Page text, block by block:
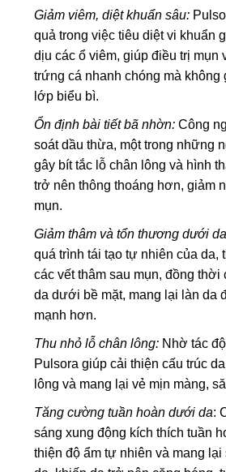
Giảm viêm, diệt khuẩn sâu:
quả trong việc tiêu diệt vi khuẩn
dịu các ổ viêm, giúp điều trị mụn
trứng cá nhanh chóng mà không
lớp biểu bì.
Ổn định bài tiết bã nhờn: Công
soát dầu thừa, một trong những
gây bít tắc lỗ chân lông và hình
trở nên thông thoáng hơn, giảm
mụn.
Giảm thâm và tổn thương dưới
quá trình tái tạo tự nhiên của da,
các vết thâm sau mụn, đồng thời
da dưới bề mặt, mang lại làn da
mạnh hơn.
Thu nhỏ lỗ chân lông: Nhờ tác
Pulsora giúp cải thiện cấu trúc
lông và mang lại vẻ mịn màng,
Tăng cường tuần hoàn dưới da:
sáng xung động kích thích tuần
thiện độ ẩm tự nhiên và mang